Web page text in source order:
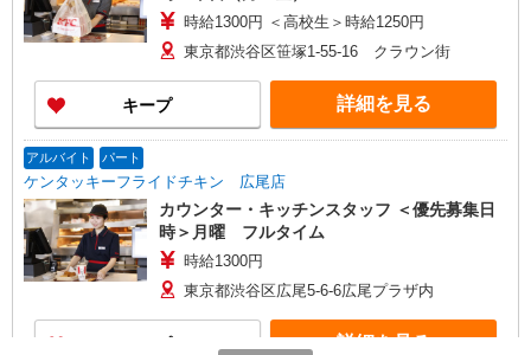
時給1300円 ＜高校生＞時給1250円
東京都渋谷区笹塚1-55-16 クラウン街
キープ 詳細を見る
アルバイト パート
ケンタッキーフライドチキン 広尾店
カウンター・キッチンスタッフ ＜優先募集日
時＞月曜 フルタイム
時給1300円
東京都渋谷区広尾5-6-6広尾プラザ内
詳細を見る